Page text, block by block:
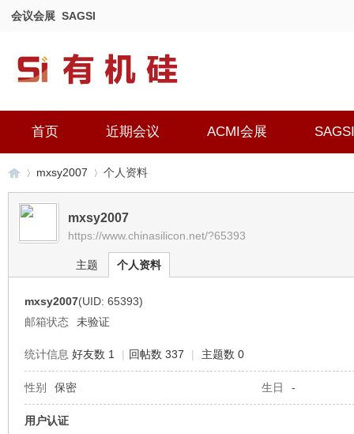
会议会展 SAGSI
首页 近期会议 ACMI会展 SAGSI
有›
mxsy2007
›
个人资料
mxsy2007
https://www.chinasilicon.net/?65393
主题 个人资料
mxsy2007(UID: 65393)
邮箱状态
未验证
统计信息 好友数 1 | 回帖数 337 | 主题数 0
性别 保密 生日 -
用户认证